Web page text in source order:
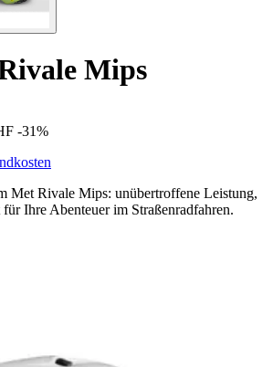
Mips
-31%
Met Rivale Mips: unübertroffene Leistung,
Ihre Abenteuer im Straßenradfahren.